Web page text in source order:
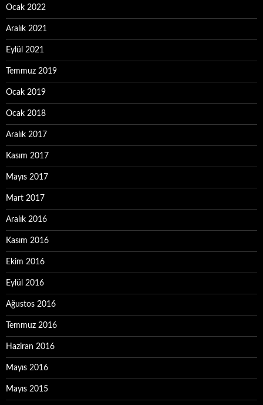
Ocak 2022
Aralık 2021
Eylül 2021
Temmuz 2019
Ocak 2019
Ocak 2018
Aralık 2017
Kasım 2017
Mayıs 2017
Mart 2017
Aralık 2016
Kasım 2016
Ekim 2016
Eylül 2016
Ağustos 2016
Temmuz 2016
Haziran 2016
Mayıs 2016
Mayıs 2015